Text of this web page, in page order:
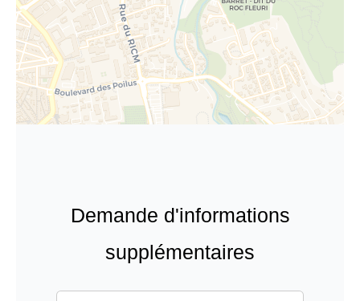
Demande d'informations
supplémentaires